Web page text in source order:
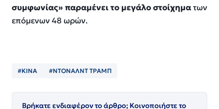
συμφωνίας» παραμένει το μεγάλο στοίχηματων
επόμενων 48 ωρών.
#ΚΙΝΑ #ΝΤΟΝΑΛΝΤ ΤΡΑΜΠ
Βρήκατε ενδιαφέρον το άρθρο; Κοινοποιήστε το